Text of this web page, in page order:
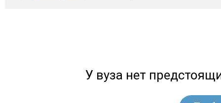
У вуза нет